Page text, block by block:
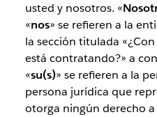
usted y nosotros. «
«nos» se refieren a la
la sección titulada
está contratando?» a
«su(s)» se refieren a la
persona jurídica que
otorga ningún derecho